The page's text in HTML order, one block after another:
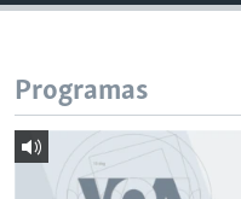
Programas